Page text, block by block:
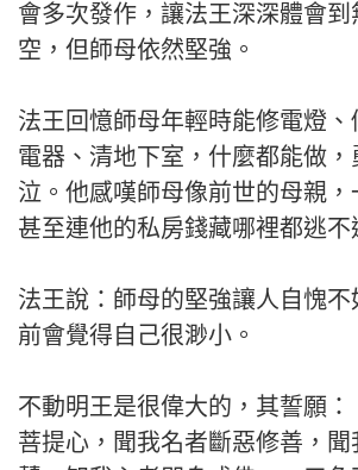
會多次發作，讓法王深深體會到
空，但師母依然堅強。
法王回憶師母年輕時能修電燈
電器、清地下室，什麼都能做，
泣。他感嘆師母像前世的母親，
甚至連他的私房錢藏哪裡都逃不
法王說：師母的堅強讓人自愧不
前會覺得自己很渺小。
不動明王是很偉大的，其誓願：
菩提心，聞我名者斷惡修善，聞